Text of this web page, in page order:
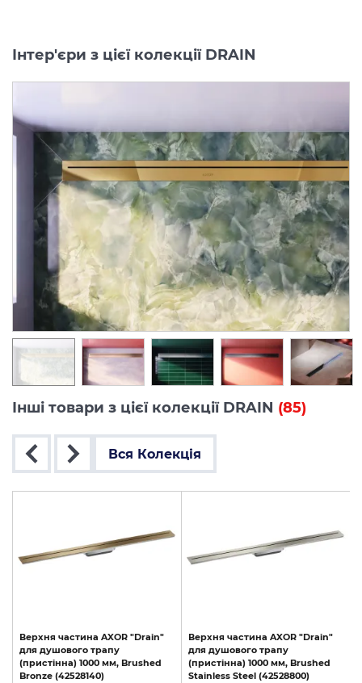
Інтер'єри з цієї колекції DRAIN
Інші товари з цієї колекції DRAIN (85)
Вся Колекція
Верхня частина AXOR "Drain"
для душового трапу
(пристінна) 1000 мм, Brushed
Bronze (42528140)
Верхня частина AXOR "Drain"
для душового трапу
(пристінна) 1000 мм, Brushed
Stainless Steel (42528800)